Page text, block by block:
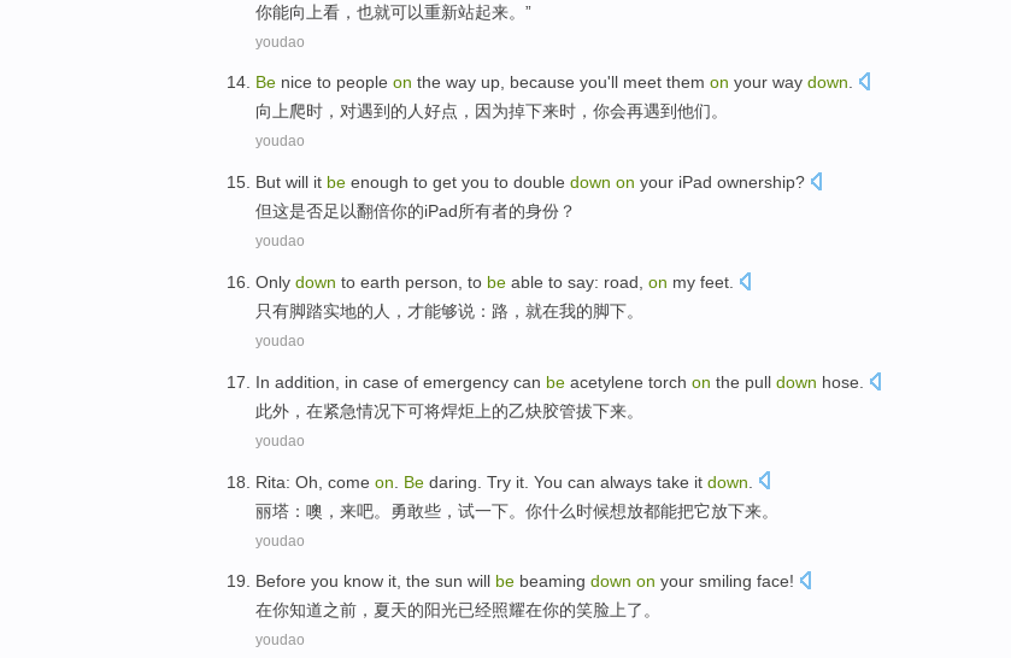
你能向上看 ，也就可以重新站起来。”
youdao
Be nice to people on the way up, because you'll meet them on your way down.
向上爬时， 对遇到 的人好点， 因为掉下来时 ， 你会再遇到他们。
youdao
But will it be enough to get you to double down on your iPad ownership?
但这是否足以翻倍你的iPad所有者的身份？
youdao
Only down to earth person to be able to say: road on my feet
只有脚踏实地的 人 ，才能够说 ： 路 ， 就在我的脚下。
youdao
In addition in case of emergency can be acetylene torch on the pull down hose
此外 ， 在紧急情况下可将焊炬 上的乙炔胶管拔下来。
youdao
Rita: Oh come on Be daring Try it. You can always take it down
丽塔 ： 噢 ， 来吧。 勇敢些， 试一下。 你什么时候想放都能把它放下来。
youdao
Before you know it, the sun will be beaming down on your smiling face!
在你知道之前， 夏天的阳光已经照耀在你的笑脸上了。
youdao